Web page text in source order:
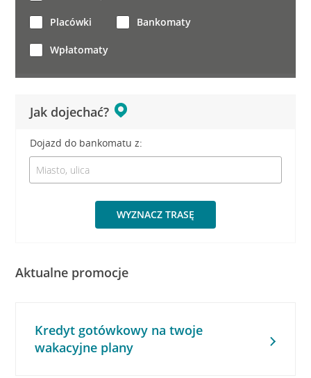
Jak dojechać?
Dojazd do bankomatu z:
WYZNACZ TRASĘ
Placówki Bankomaty
Wpłatomaty
Aktualne promocje
Kredyt gotówkowy na twoje
wakacyjne plany